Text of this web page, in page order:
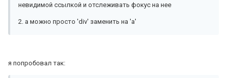
невидимой ссылкой и отслеживать фокус на нее
2. а можно просто 'div' заменить на 'a'
я попробовал так: